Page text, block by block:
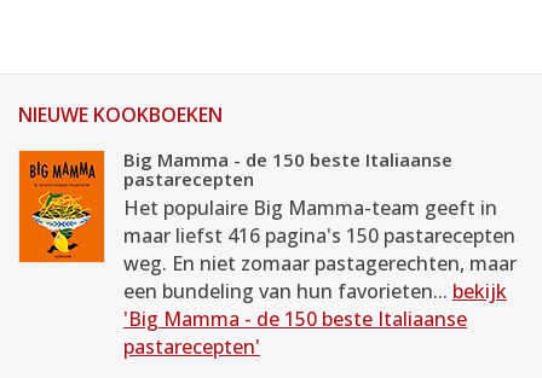
NIEUWE KOOKBOEKEN
Big Mamma - de 150 beste Italiaanse
pastarecepten
Het populaire Big Mamma-team geeft in
maar liefst 416 pagina's 150 pastarecepten
weg. En niet zomaar pastagerechten, maar
een bundeling van hun favorieten... bekijk
'Big Mamma - de 150 beste Italiaanse
pastarecepten'